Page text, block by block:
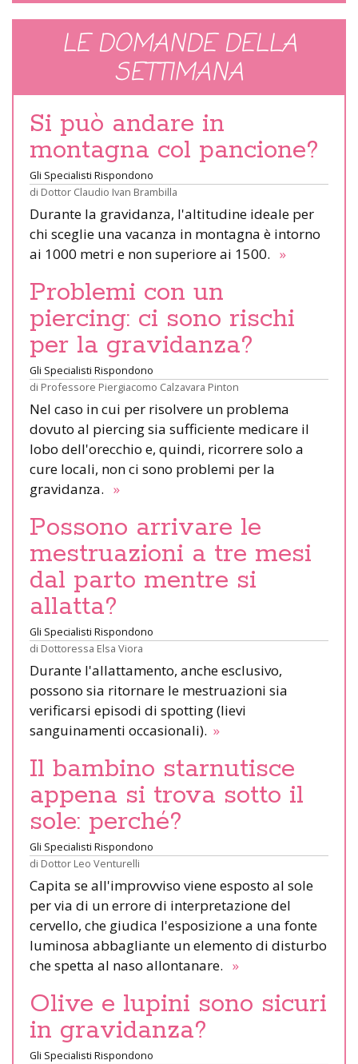
LE DOMANDE DELLA
SETTIMANA
Si può andare in
montagna col pancione?
Gli Specialisti Rispondono
di Dottor Claudio Ivan Brambilla
Durante la gravidanza, l'altitudine ideale per
chi sceglie una vacanza in montagna è intorno
ai 1000 metri e non superiore ai 1500. »
Problemi con un
piercing: ci sono rischi
per la gravidanza?
Gli Specialisti Rispondono
di Professore Piergiacomo Calzavara Pinton
Nel caso in cui per risolvere un problema
dovuto al piercing sia sufficiente medicare il
lobo dell'orecchio e, quindi, ricorrere solo a
cure locali, non ci sono problemi per la
gravidanza. »
Possono arrivare le
mestruazioni a tre mesi
dal parto mentre si
allatta?
Gli Specialisti Rispondono
di Dottoressa Elsa Viora
Durante l'allattamento, anche esclusivo,
possono sia ritornare le mestruazioni sia
verificarsi episodi di spotting (lievi
sanguinamenti occasionali). »
Il bambino starnutisce
appena si trova sotto il
sole: perché?
Gli Specialisti Rispondono
di Dottor Leo Venturelli
Capita se all'improvviso viene esposto al sole
per via di un errore di interpretazione del
cervello, che giudica l'esposizione a una fonte
luminosa abbagliante un elemento di disturbo
che spetta al naso allontanare. »
Olive e lupini sono sicuri
in gravidanza?
Gli Specialisti Rispondono